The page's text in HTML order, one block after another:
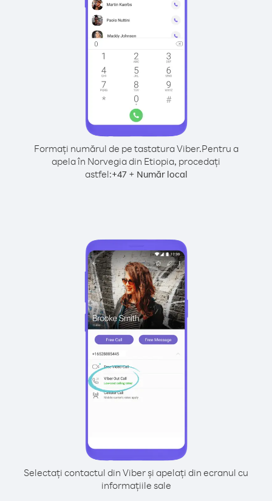
Formați numărul de pe tastatura Viber.Pentru a
apela în Norvegia din Etiopia, procedați
astfel:+47+ Număr local
Selectați contactul din Viber și apelați din ecranul cu
informațiile sale